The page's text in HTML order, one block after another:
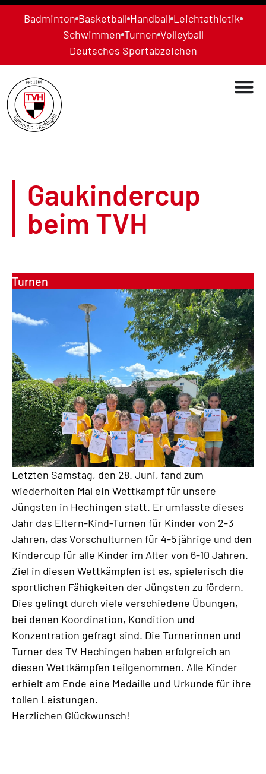
Badminton Basketball Handball Leichtathletik
Schwimmen Turnen Volleyball
Deutsches Sportabzeichen
Gaukindercup
beim TVH
Turnen
Letzten Samstag, den 28. Juni, fand zum
wiederholten Mal ein Wettkampf für unsere
Jüngsten in Hechingen statt. Er umfasste dieses
Jahr das Eltern-Kind-Turnen für Kinder von 2-3
Jahren, das Vorschulturnen für 4-5 jährige und den
Kindercup für alle Kinder im Alter von 6-10 Jahren.
Ziel in diesen Wettkämpfen ist es, spielerisch die
sportlichen Fähigkeiten der Jüngsten zu fördern.
Dies gelingt durch viele verschiedene Übungen,
bei denen Koordination, Kondition und
Konzentration gefragt sind. Die Turnerinnen und
Turner des TV Hechingen haben erfolgreich an
diesen Wettkämpfen teilgenommen. Alle Kinder
erhielt am Ende eine Medaille und Urkunde für ihre
tollen Leistungen.
Herzlichen Glückwunsch!